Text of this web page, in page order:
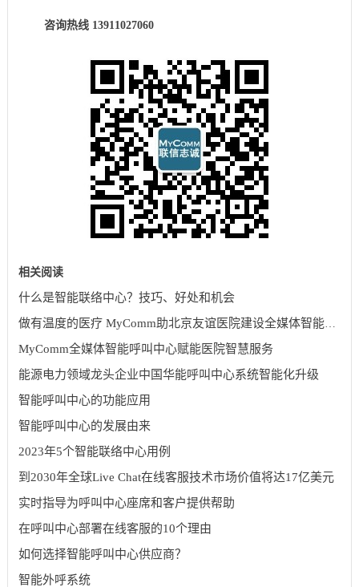
咨询热线 13911027060
相关阅读
什么是智能联络中心？技巧、好处和机会
做有温度的医疗 MyComm助北京友谊医院建设全媒体智能呼叫中心系统
MyComm全媒体智能呼叫中心赋能医院智慧服务
能源电力领域龙头企业中国华能呼叫中心系统智能化升级
智能呼叫中心的功能应用
智能呼叫中心的发展由来
2023年5个智能联络中心用例
到2030年全球Live Chat在线客服技术市场价值将达17亿美元
实时指导为呼叫中心座席和客户提供帮助
在呼叫中心部署在线客服的10个理由
如何选择智能呼叫中心供应商？
智能外呼系统